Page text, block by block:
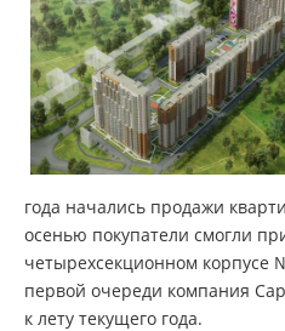
года начались продажи
осенью покупатели смогли
четырехсекционном корпусе
первой очереди компания
к лету текущего года.